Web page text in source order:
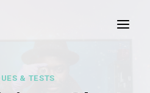
& TESTS